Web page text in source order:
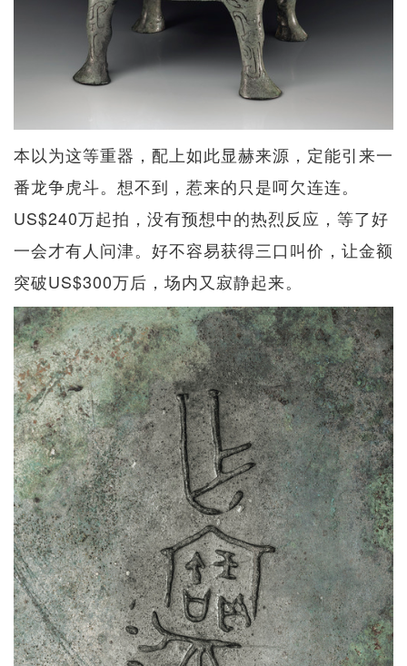
本以为这等重器，配上如此显赫来源，定能引来一
番龙争虎斗。想不到，惹来的只是呵欠连连。
US$240万起拍，没有预想中的热烈反应，等了好
一会才有人问津。好不容易获得三口叫价，让金额
突破US$300万后，场内又寂静起来。